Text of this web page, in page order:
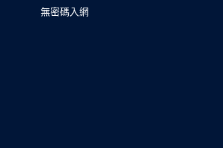
無密碼入網